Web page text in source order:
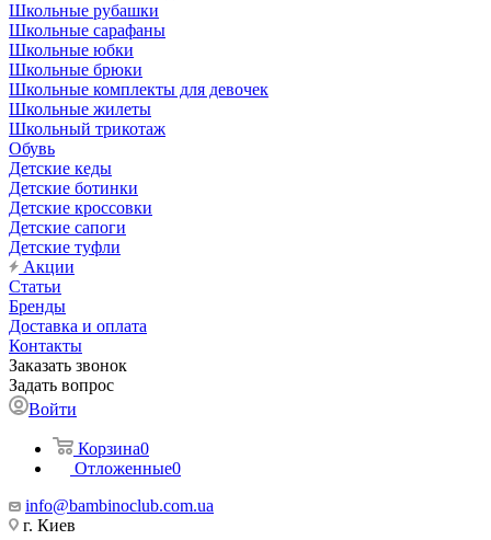
Школьные рубашки
Школьные сарафаны
Школьные юбки
Школьные брюки
Школьные комплекты для девочек
Школьные жилеты
Школьный трикотаж
Обувь
Детские кеды
Детские ботинки
Детские кроссовки
Детские сапоги
Детские туфли
Акции
Статьи
Бренды
Доставка и оплата
Контакты
Заказать звонок
Задать вопрос
Войти
Корзина0
Отложенные0
info@bambinoclub.com.ua
г. Киев